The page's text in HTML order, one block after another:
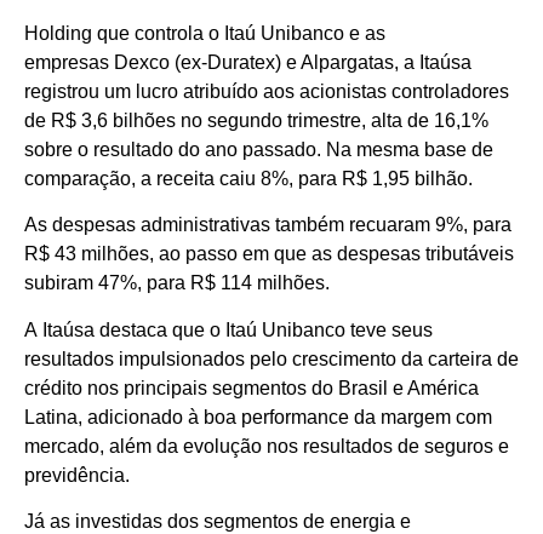
Holding que controla o Itaú Unibanco e as
empresas Dexco (ex-Duratex) e Alpargatas, a Itaúsa
registrou um lucro atribuído aos acionistas controladores
de R$ 3,6 bilhões no segundo trimestre, alta de 16,1%
sobre o resultado do ano passado. Na mesma base de
comparação, a receita caiu 8%, para R$ 1,95 bilhão.
As despesas administrativas também recuaram 9%, para
R$ 43 milhões, ao passo em que as despesas tributáveis
subiram 47%, para R$ 114 milhões.
A Itaúsa destaca que o Itaú Unibanco teve seus
resultados impulsionados pelo crescimento da carteira de
crédito nos principais segmentos do Brasil e América
Latina, adicionado à boa performance da margem com
mercado, além da evolução nos resultados de seguros e
previdência.
Já as investidas dos segmentos de energia e